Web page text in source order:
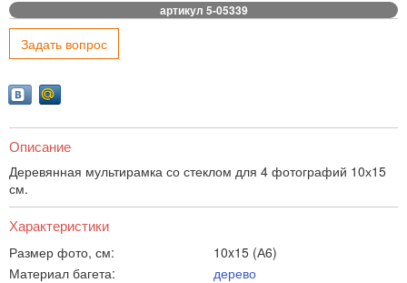
артикул 5-05339
Задать вопрос
Описание
Деревянная мультирамка со стеклом для 4 фотографий 10х15
см.
Характеристики
Размер фото, см:
10x15 (А6)
Материал багета:
дерево